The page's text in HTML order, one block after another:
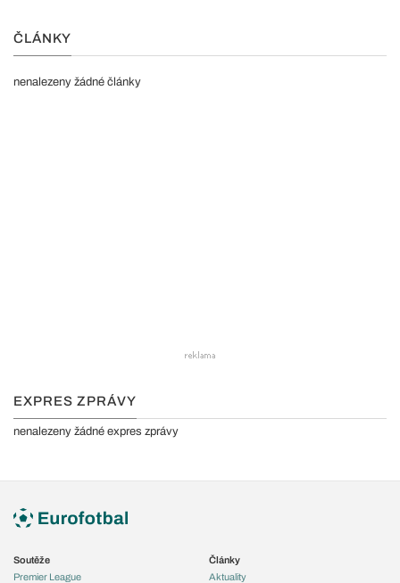
ČLÁNKY
nenalezeny žádné články
EXPRES ZPRÁVY
nenalezeny žádné expres zprávy
Soutěže
Premier League
Články
Aktuality